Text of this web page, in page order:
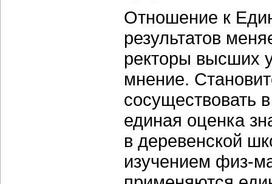
Отношение к
результатов
ректоры высших
мнение.
сосуществовать
единая оценка
в деревенской
изучением физ-